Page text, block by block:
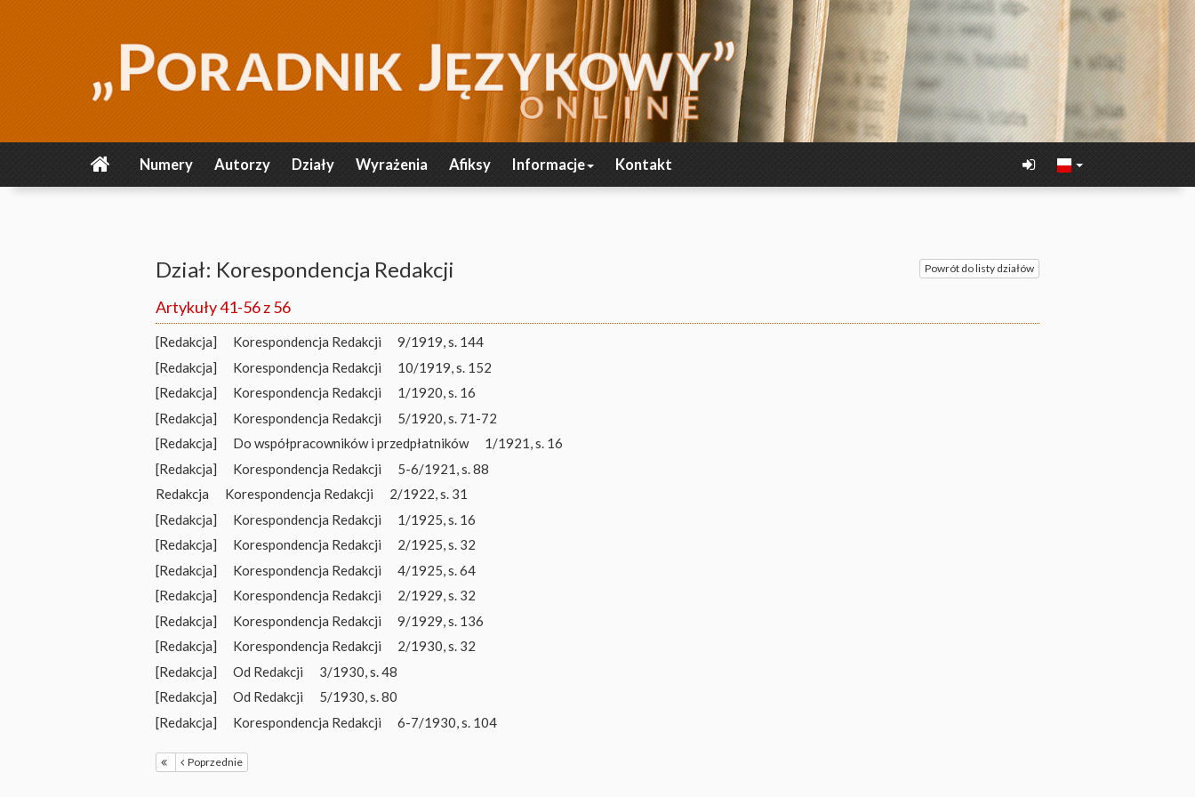
Numery Autorzy Działy Wyrażenia Afiksy Informacje Kontakt
Powrót do listy działów
Dział: Korespondencja Redakcji
Artykuły 41-56 z 56
[Redakcja] Korespondencja Redakcji
9/1919, s. 144
[Redakcja]
Korespondencja Redakcji
10/1919, s. 152
[Redakcja]
Korespondencja Redakcji
1/1920, s. 16
[Redakcja]
Korespondencja Redakcji
5/1920, s. 71-72
[Redakcja]
Do współpracowników i przedpłatników
1/1921, s. 16
[Redakcja]
Korespondencja Redakcji
5-6/1921, s. 88
Redakcja
Korespondencja Redakcji
2/1922, s. 31
[Redakcja]
Korespondencja Redakcji
1/1925, s. 16
[Redakcja]
Korespondencja Redakcji
2/1925, s. 32
[Redakcja]
Korespondencja Redakcji
4/1925, s. 64
[Redakcja]
Korespondencja Redakcji
2/1929, s. 32
[Redakcja]
Korespondencja Redakcji
9/1929, s. 136
[Redakcja]
Korespondencja Redakcji
2/1930, s. 32
[Redakcja]
Od Redakcji
3/1930, s. 48
[Redakcja]
Od Redakcji
5/1930, s. 80
[Redakcja]
Korespondencja Redakcji 6-7/1930, s. 104
Poprzednie